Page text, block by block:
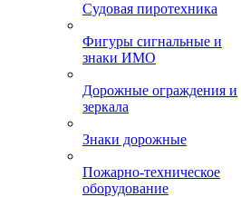
Судовая пиротехника
Фигуры сигнальные и
знаки ИМО
Дорожные ограждения и
зеркала
Знаки дорожные
Пожарно-техническое
оборудование